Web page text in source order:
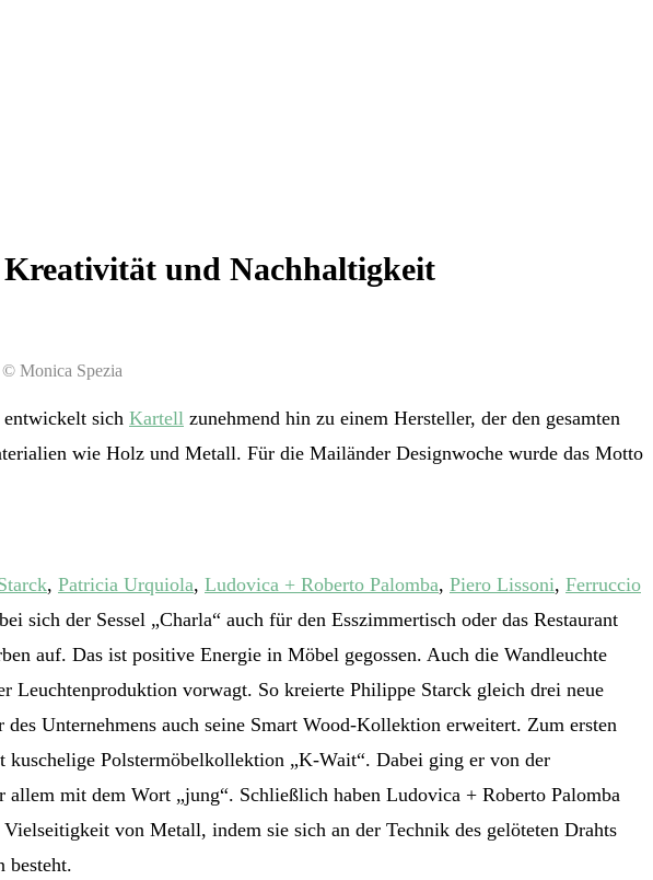
und Nachhaltigkeit
Monica Spezia
entwickelt sich Kartell zunehmend hin zu einem Hersteller, der den gesamten
wie Holz und Metall. Für die Mailänder Designwoche wurde das Motto
, Patricia Urquiola, Ludovica + Roberto Palomba, Piero Lissoni, Ferruccio
der Sessel „Charla“ auch für den Esszimmertisch oder das Restaurant
auf. Das ist positive Energie in Möbel gegossen. Auch die Wandleuchte
Leuchtenproduktion vorwagt. So kreierte Philippe Starck gleich drei neue
Unternehmens auch seine Smart Wood-Kollektion erweitert. Zum ersten
Polstermöbelkollektion „K-Wait“. Dabei ging er von der
mit dem Wort „jung“. Schließlich haben Ludovica + Roberto Palomba
von Metall, indem sie sich an der Technik des gelöteten Drahts
besteht.